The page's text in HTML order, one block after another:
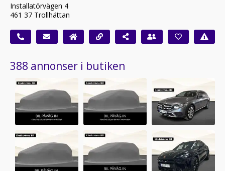
Installatörvägen 4
461 37 Trollhättan
388 annonser i butiken